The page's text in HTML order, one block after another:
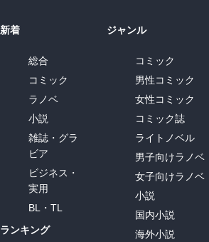
新着
総合
コミック
ラノベ
小説
雑誌・グラ
ビア
ビジネス・
実用
BL・TL
ランキング
ジャンル
コミック
男性コミック
女性コミック
コミック誌
ライトノベル
男子向けラノベ
女子向けラノベ
小説
国内小説
海外小説